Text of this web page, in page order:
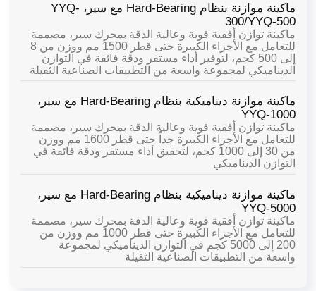
ماكينة موازنة بنظام Hard-Bearing مع سير، YYQ-
300/YYQ-500
ماكينة توازن أفقية قوية وعالية الدقة بمحرك سير، مصممة
للتعامل مع الأجزاء الكبيرة حتى قطر 1500 مم ووزن من 8
إلى 500 كجم، لتوفير أداء مستقر ودقة فائقة في التوازن
الديناميكي لمجموعة واسعة من التطبيقات الصناعية الثقيلة
ماكينة موازنة ديناميكية بنظام Hard-Bearing مع سير،
YYQ-1000
ماكينة توازن أفقية قوية وعالية الدقة بمحرك سير، مصممة
للتعامل مع الأجزاء الكبيرة جداً حتى قطر 1600 مم ووزن
من 30 إلى 1000 كجم، لتحقيق أداء مستقر ودقة فائقة في
التوازن الديناميكي
ماكينة موازنة ديناميكية بنظام Hard-Bearing مع سير،
YYQ-5000
ماكينة توازن أفقية قوية وعالية الدقة بمحرك سير، مصممة
للتعامل مع الأجزاء الكبيرة حتى قطر 1000 مم ووزن من
200 إلى 5000 كجم في التوازن الديناميكي لمجموعة
واسعة من التطبيقات الصناعية الثقيلة